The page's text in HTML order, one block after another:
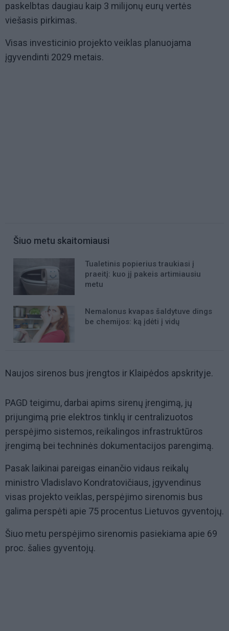
paskelbtas daugiau kaip 3 milijonų eurų vertės
viešasis pirkimas.
Visas investicinio projekto veiklas planuojama
įgyvendinti 2029 metais.
Šiuo metu skaitomiausi
Tualetinis popierius traukiasi į
praeitį: kuo jį pakeis artimiausiu
metu
Nemalonus kvapas šaldytuve dings
be chemijos: ką įdėti į vidų
Naujos sirenos bus įrengtos ir Klaipėdos apskrityje.
PAGD teigimu, darbai apims sirenų įrengimą, jų
prijungimą prie elektros tinklų ir centralizuotos
perspėjimo sistemos, reikalingos infrastruktūros
įrengimą bei techninės dokumentacijos parengimą.
Pasak laikinai pareigas einančio vidaus reikalų
ministro Vladislavo Kondratovičiaus, įgyvendinus
visas projekto veiklas, perspėjimo sirenomis bus
galima perspėti apie 75 procentus Lietuvos gyventojų.
Šiuo metu perspėjimo sirenomis pasiekiama apie 69
proc. šalies gyventojų.